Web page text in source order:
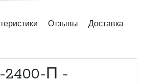
Отзывы Доставка
2400-П -